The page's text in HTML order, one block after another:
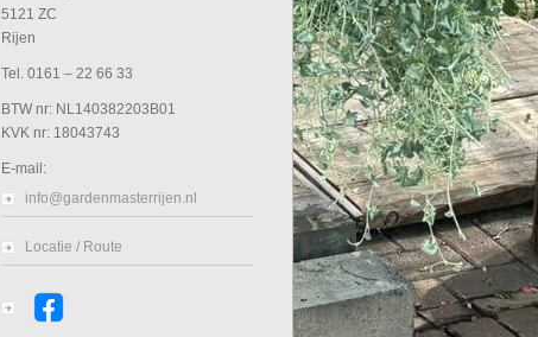
5121 ZC
Rijen
Tel. 0161 – 22 66 33
BTW nr: NL140382203B01
KVK nr: 18043743
E-mail:
info@gardenmasterrijen.nl
Locatie / Route